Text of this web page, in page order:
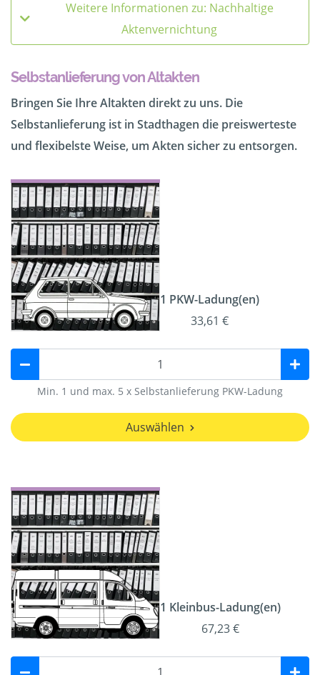
Weitere Informationen zu: Nachhaltige
Aktenvernichtung
Selbstanlieferung von Altakten
Bringen Sie Ihre Altakten direkt zu uns. Die
Selbstanlieferung ist in Stadthagen die preiswerteste
und flexibelste Weise, um Akten sicher zu entsorgen.
1 PKW-Ladung(en)
33,61 €
Min. 1 und max. 5 x Selbstanlieferung PKW-Ladung
Auswählen
1 Kleinbus-Ladung(en)
67,23 €